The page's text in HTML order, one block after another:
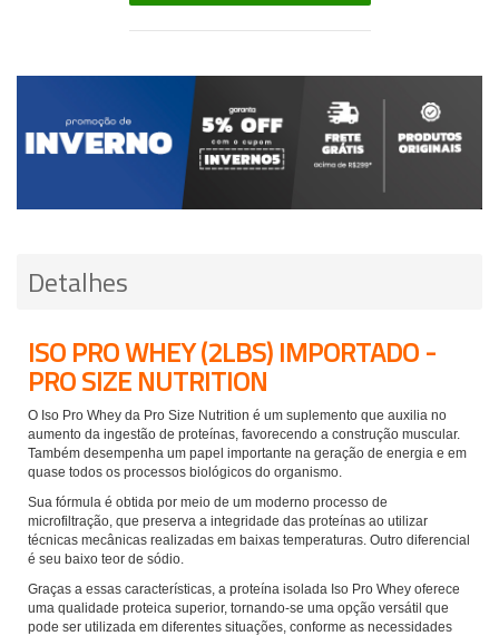
Detalhes
ISO PRO WHEY (2LBS) IMPORTADO -
PRO SIZE NUTRITION
O Iso Pro Whey da Pro Size Nutrition é um suplemento que auxilia no
aumento da ingestão de proteínas, favorecendo a construção muscular.
Também desempenha um papel importante na geração de energia e em
quase todos os processos biológicos do organismo.
Sua fórmula é obtida por meio de um moderno processo de
microfiltração, que preserva a integridade das proteínas ao utilizar
técnicas mecânicas realizadas em baixas temperaturas. Outro diferencial
é seu baixo teor de sódio.
Graças a essas características, a proteína isolada Iso Pro Whey oferece
uma qualidade proteica superior, tornando-se uma opção versátil que
pode ser utilizada em diferentes situações, conforme as necessidades